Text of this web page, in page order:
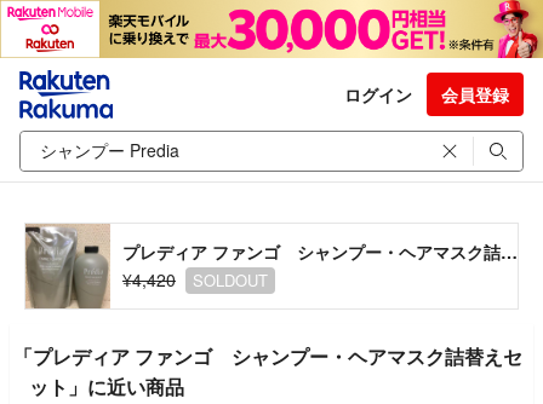
ログイン 会員登録
プレディア ファンゴ シャンプー・ヘアマスク詰替えセット
¥4,420
SOLDOUT
「プレディア ファンゴ シャンプー・ヘアマスク詰替えセ
ット」に近い商品